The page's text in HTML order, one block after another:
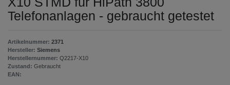
Telefonanlagen - gebraucht getestet
Artikelnummer: 2371
Hersteller: Siemens
Herstellernummer: Q2217-X10
Zustand: Gebraucht
EAN: